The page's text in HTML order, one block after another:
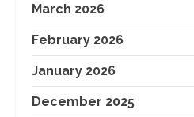
March 2026
February 2026
January 2026
December 2025